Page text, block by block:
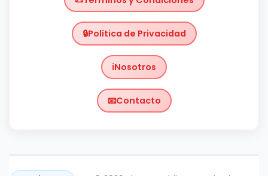
Política de Privacidad
Nosotros
Contacto